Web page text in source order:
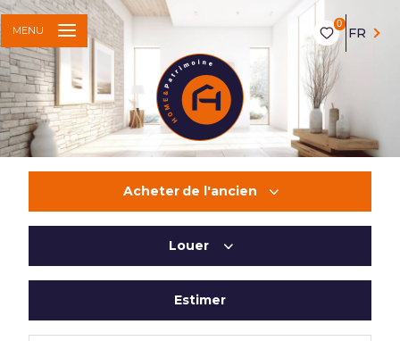
0
FR
MENU
Acheter de l'ancien
Du neuf
Louer
Estimer